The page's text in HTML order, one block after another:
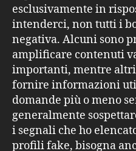
esclusivamente in
intenderci, non tutti i
negativa. Alcuni sono
amplificare contenuti
importanti, mentre
fornire informazioni
domande più o meno
generalmente
i segnali che ho
profili fake, bisogna